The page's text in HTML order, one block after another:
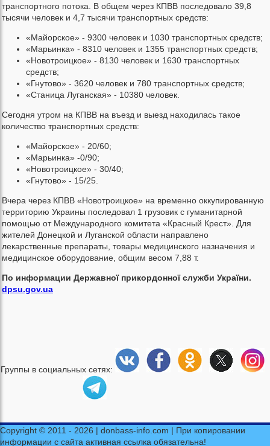
транспортного потока. В общем через КПВВ последовало 39,8
тысячи человек и 4,7 тысячи транспортных средств:
«Майорское» - 9300 человек и 1030 транспортных средств;
«Марьинка» - 8310 человек и 1355 транспортных средств;
«Новотроицкое» - 8130 человек и 1630 транспортных
средств;
«Гнутово» - 3620 человек и 780 транспортных средств;
«Станица Луганская» - 10380 человек.
Сегодня утром на КПВВ на въезд и выезд находилась такое
количество транспортных средств:
«Майорское» - 20/60;
«Марьинка» -0/90;
«Новотроицкое» - 30/40;
«Гнутово» - 15/25.
Вчера через КПВВ «Новотроицкое» на временно оккупированную
территорию Украины последовал 1 грузовик с гуманитарной
помощью от Международного комитета «Красный Крест». Для
жителей Донецкой и Луганской области направлено
лекарственные препараты, товары медицинского назначения и
медицинское оборудование, общим весом 7,88 т.
По информации Державної прикордонної служби України.
dpsu.gov.ua
Группы в социальных сетях:
Copyright © 2011 - 2026 | donbass-info.com | При копировании
информации с сайта активная ссылка обязательна!